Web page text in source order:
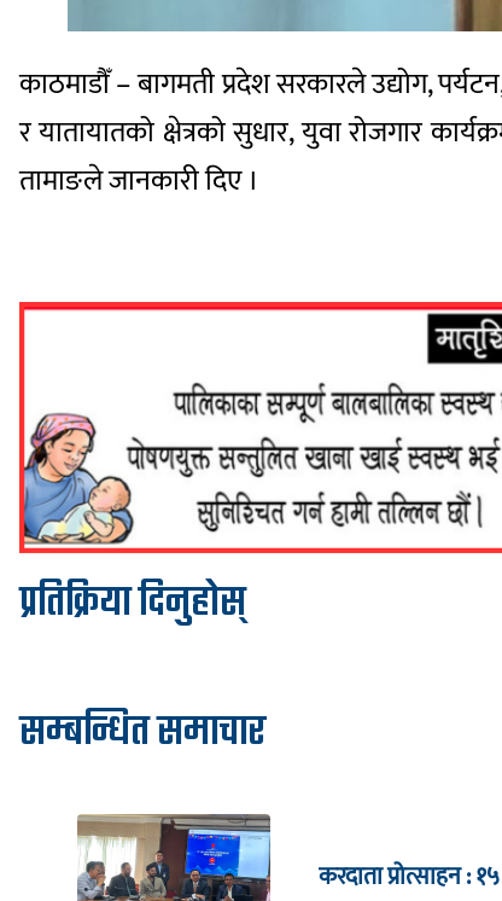
काठमाडौँ – बागमती प्रदेश सरकारले उद्योग,
र यातायातको क्षेत्रको सुधार, युवा रोजगार
तामाङले जानकारी दिए ।
प्रतिक्रिया दिनुहोस्
सम्बन्धित समाचार
करदाता प्रोत्साहन